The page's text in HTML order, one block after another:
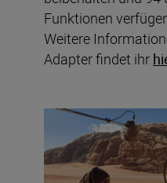
Funktionen
Weitere
Adapter findet ihr